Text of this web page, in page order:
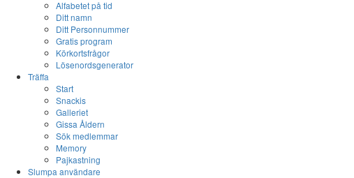
Alfabetet på tid
Ditt namn
Ditt Personnummer
Gratis program
Körkortsfrågor
Lösenordsgenerator
Träffa
Start
Snackis
Galleriet
Gissa Åldern
Sök medlemmar
Memory
Pajkastning
Slumpa användare